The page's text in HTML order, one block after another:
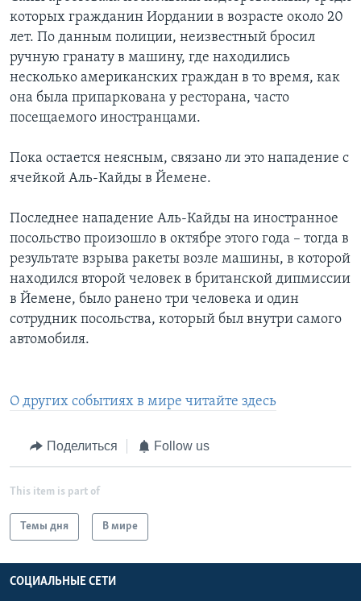
которых гражданин Иордании в возрасте около 20
лет. По данным полиции, неизвестный бросил
ручную гранату в машину, где находились
несколько американских граждан в то время, как
она была припаркована у ресторана, часто
посещаемого иностранцами.
Пока остается неясным, связано ли это нападение с
ячейкой Аль-Кайды в Йемене.
Последнее нападение Аль-Кайды на иностранное
посольство произошло в октябре этого года – тогда в
результате взрыва ракеты возле машины, в которой
находился второй человек в британской дипмиссии
в Йемене, было ранено три человека и один
сотрудник посольства, который был внутри самого
автомобиля.
О других событиях в мире читайте здесь
Поделиться Follow us
This item is part of
Темы дня В мире
СОЦИАЛЬНЫЕ СЕТИ